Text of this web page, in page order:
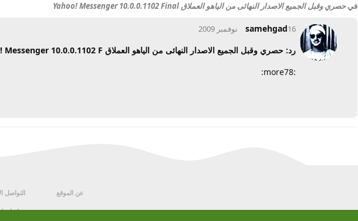
فيحصري وقبل الجميع الاصدار النهائى من الياهو العملاق Yahoo! Messenger 10.0.0.1102 Final
samehgad16 نوفمبر 2009
رد: حصري وقبل الجميع الاصدار النهائى من الياهو العملاق Yahoo! Messenger 10.0.0.1102 F
:more78:
عن الموقع
من نحن
التواصل
قناتنا